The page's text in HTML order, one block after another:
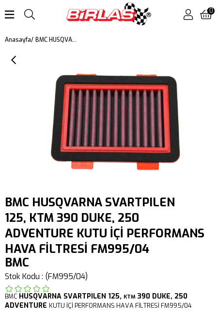
0
Anasayfa BMC HUSQVARNA SVARTPILEN 125, KTM 390 DUKE, 250 ADVENTURE KUTU İÇİ PERFORMANS HAVA FİLTRESİ FM995/04
BMC HUSQVARNA SVARTPILEN
125, KTM 390 DUKE, 250
ADVENTURE KUTU İÇİ PERFORMANS
HAVA FİLTRESİ FM995/04
BMC
Stok Kodu (FM995/04)
BMC HUSQVARNA SVARTPILEN 125, KTM 390 DUKE, 250
ADVENTURE KUTU İÇİ PERFORMANS HAVA FİLTRESİ FM995/04